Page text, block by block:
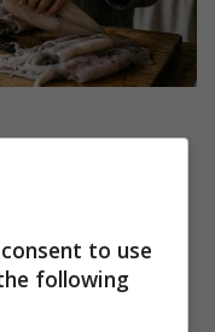
un piatto e
pezzettini
mischiate il
to use
following